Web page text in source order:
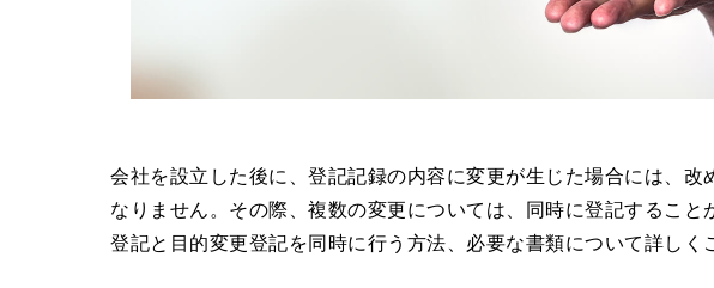
会社を設立した後に、登記記録の内容に変更が生じた場合には、改
なりません。その際、複数の変更については、同時に登記すること
登記と目的変更登記を同時に行う方法、必要な書類について詳しく